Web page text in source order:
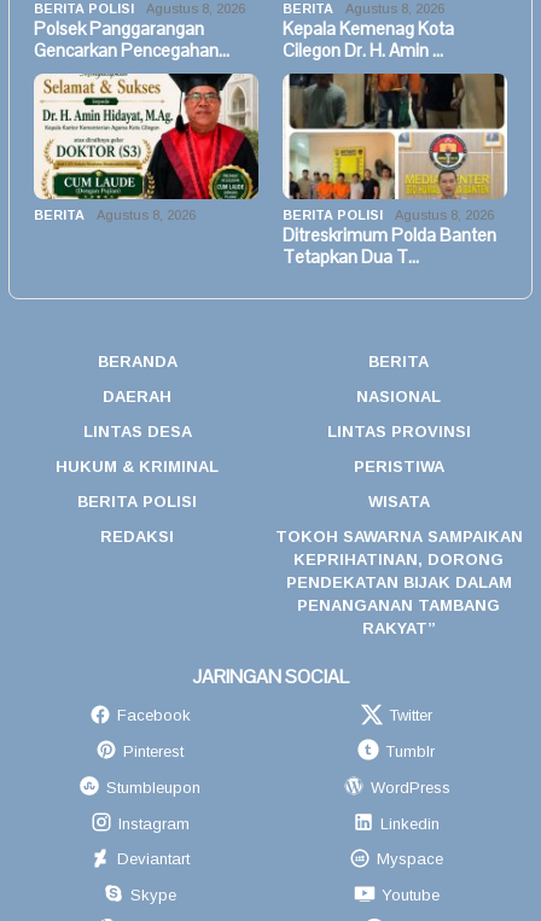
BERITA POLISI Agustus 8, 2026
Polsek Panggarangan
Gencarkan Pencegahan…
BERITA Agustus 8, 2026
Kepala Kemenag Kota
Cilegon Dr. H. Amin …
BERITA Agustus 8, 2026 BERITA POLISI Agustus 8, 2026
Ditreskrimum Polda Banten
Tetapkan Dua T…
BERANDA
BERITA
DAERAH
NASIONAL
LINTAS DESA
LINTAS PROVINSI
HUKUM & KRIMINAL
PERISTIWA
BERITA POLISI
WISATA
REDAKSI
TOKOH SAWARNA SAMPAIKAN
KEPRIHATINAN, DORONG
PENDEKATAN BIJAK DALAM
PENANGANAN TAMBANG
RAKYAT”
JARINGAN SOCIAL
Facebook
Twitter
Pinterest
Tumblr
Stumbleupon
WordPress
Instagram
Linkedin
Deviantart
Myspace
Skype
Youtube